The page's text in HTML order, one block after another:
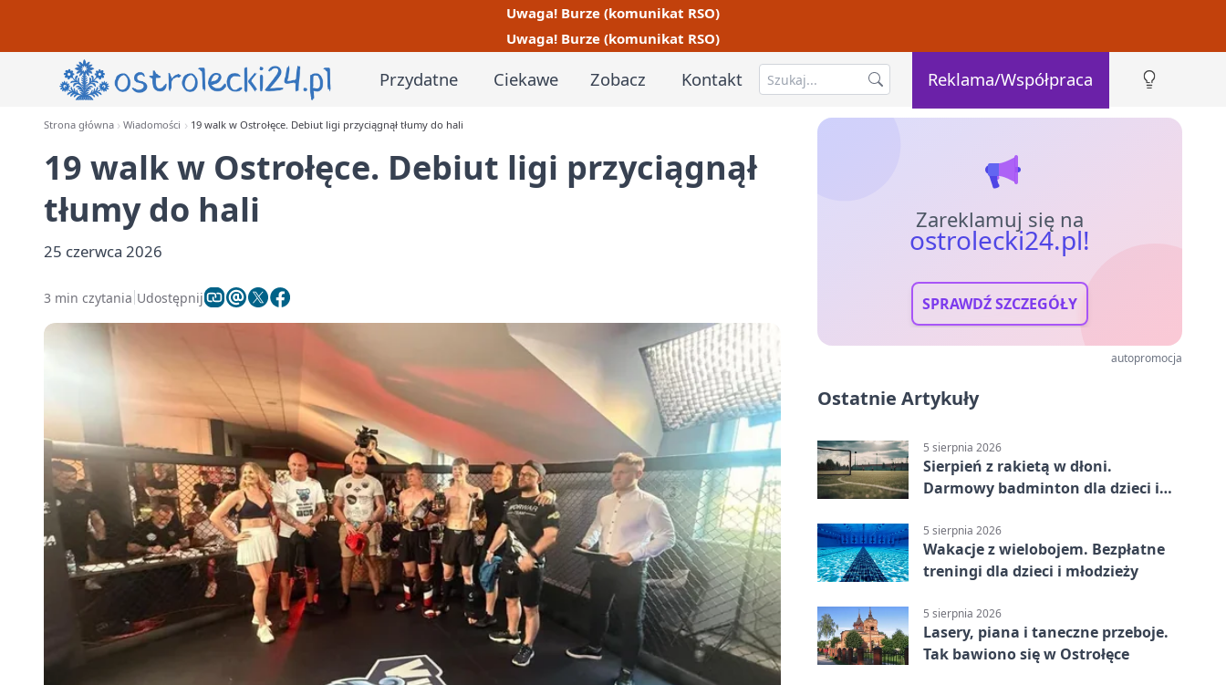
Uwaga! Burze (komunikat RSO)
Uwaga! Burze (komunikat RSO)
Przydatne Ciekawe Zobacz Kontakt Reklama/Współpraca
Strona główna Wiadomości 19 walk w Ostrołęce. Debiut ligi przyciągnął tłumy do hali
19 walk w Ostrołęce. Debiut ligi przyciągnął
tłumy do hali
25 czerwca 2026
3 min czytania Udostępnij
Zareklamuj się na
ostrolecki24.pl!
SPRAWDŹ SZCZEGÓŁY
autopromocja
Ostatnie Artykuły
5 sierpnia 2026
Sierpień z rakietą w dłoni.
Darmowy badminton dla dzieci i
5 sierpnia 2026
Wakacje z wielobojem. Bezpłatne
treningi dla dzieci i młodzieży
5 sierpnia 2026
Lasery, piana i taneczne przeboje.
Tak bawiono się w Ostrołęce